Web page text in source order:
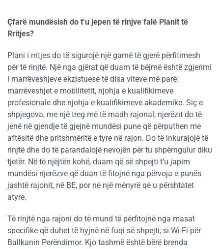
Çfarë mundësish do t’u jepen të rinjve falë Planit të
Rritjes?
Plani i rritjes do të sigurojë një gamë të gjerë përfitimesh
për të rinjtë. Një nga gjërat që duam të bëjmë është zgjerimi
i marrëveshjeve ekzistuese të disa viteve më parë:
marrëveshjet e mobilitetit, njohja e kualifikimeve
profesionale dhe njohja e kualifikimeve akademike. Siç e
shpjegova, me një treg më të madh rajonal, njerëzit do të
jenë në gjendje të gjejnë mundësi pune që përputhen me
aftësitë dhe pritshmëritë e tyre në rajon. Do të inkurajojë të
rinjtë dhe do të parandalojë nevojën për tu shpërngulur diku
tjetër. Në të njëjtën kohë, duam që së shpejti t’u japim
mundësi njerëzve që duan të fitojnë nga përvoja e punës
jashtë rajonit, në BE, por në një mënyrë që u përshtatet
atyre.
Të rinjtë nga rajoni do të mund të përfitojnë nga masat
specifike që duhet të hyjnë në fuqi së shpejti, si Wi-Fi për
Ballkanin Perëndimor. Kjo tashmë është bërë brenda